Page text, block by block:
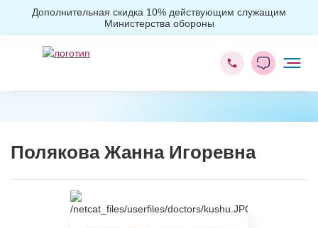
Дополнительная скидка 10% действующим служащим
Министерства обороны
Полякова Жанна Игоревна